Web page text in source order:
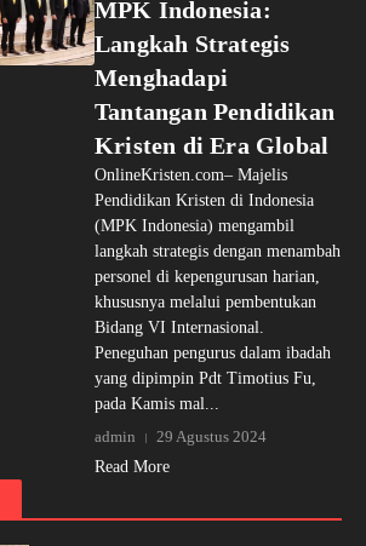
MPK Indonesia:
Langkah Strategis
Menghadapi
Tantangan Pendidikan
Kristen di Era Global
OnlineKristen.com– Majelis
Pendidikan Kristen di Indonesia
(MPK Indonesia) mengambil
langkah strategis dengan menambah
personel di kepengurusan harian,
khususnya melalui pembentukan
Bidang VI Internasional.
Peneguhan pengurus dalam ibadah
yang dipimpin Pdt Timotius Fu,
pada Kamis mal...
admin
29 Agustus 2024
Read More